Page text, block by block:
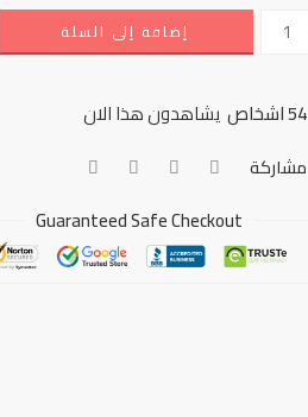
إضافة إلى السلة
54اشخاص يشاهدون هذا الان
مشاركة
Guaranteed Safe Checkout